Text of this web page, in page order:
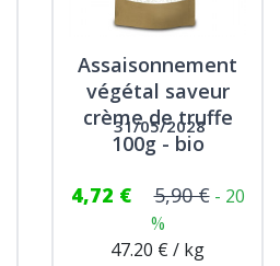
Assaisonnement
végétal saveur
crème de truffe
100g - bio
31/05/2028
4,72 € 5,90 € - 20
%
47.20 € / kg